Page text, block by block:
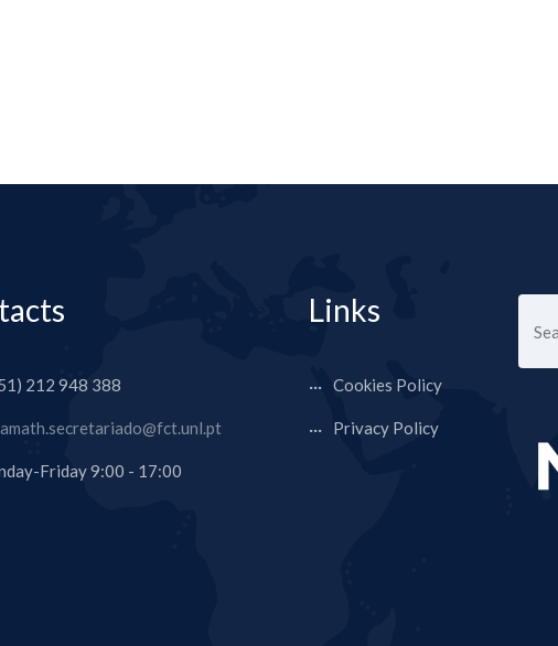
212 948 388
Friday 9:00 - 17:00
Links
Cookies Policy
Privacy Policy